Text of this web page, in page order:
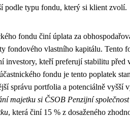
podle typu fondu, který si klient zvolí.
fondu činí úplata za
fondového vlastního kapitálu. Tento
investory, kteří preferují stabilitu před
fondu je tento poplatek
správu portfolia a potenciálně vyšší
majetku si ČSOB Penzijní
, která činí 15 % z dosaženého